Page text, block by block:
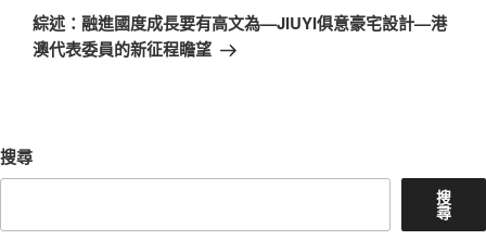
一
篇
綜述：融進國度成長要有高文為—JIUYI俱意豪宅設計—港
澳代表委員的新征程瞻望
搜尋
搜
尋